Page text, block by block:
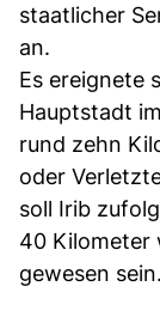
staatlicher
an.
Es ereignete
Hauptstadt
rund zehn
oder
soll Irib
40 Kilometer
gewesen sein.